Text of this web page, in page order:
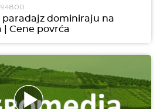
dominiraju na
Cene povrća